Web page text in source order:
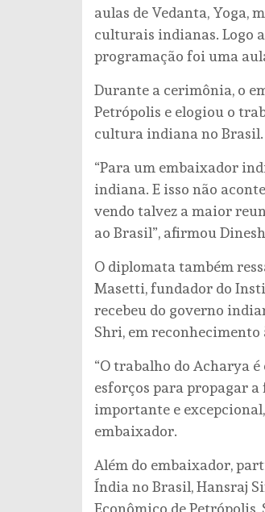
aulas de Vedanta, Yoga,
culturais indianas. Logo
programação foi uma
Durante a cerimônia, o
Petrópolis e elogiou o
cultura indiana no Brasil.
“Para um embaixador
indiana. E isso não
vendo talvez a maior
ao Brasil”, afirmou
O diplomata também
Masetti, fundador do
recebeu do governo
Shri, em
“O trabalho do Acharya
esforços para propagar
importante e excepcional,
embaixador.
Além do embaixador,
Índia no Brasil, Hansraj
Econômico de